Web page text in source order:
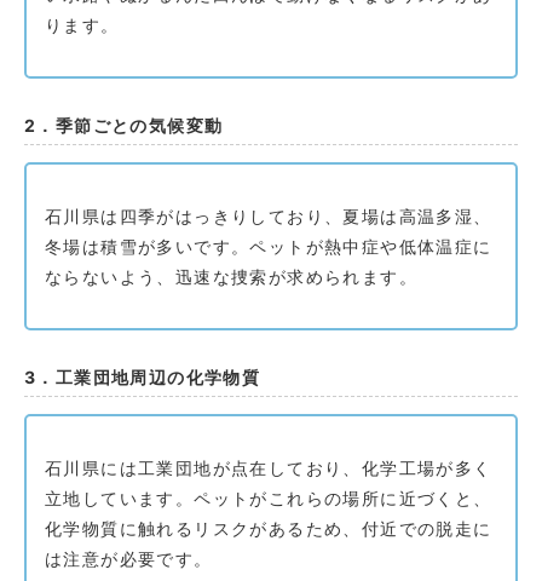
ります。
2．季節ごとの気候変動
石川県は四季がはっきりしており、夏場は高温多湿、
冬場は積雪が多いです。ペットが熱中症や低体温症に
ならないよう、迅速な捜索が求められます。
3．工業団地周辺の化学物質
石川県には工業団地が点在しており、化学工場が多く
立地しています。ペットがこれらの場所に近づくと、
化学物質に触れるリスクがあるため、付近での脱走に
は注意が必要です。